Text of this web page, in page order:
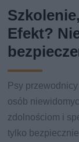
Efekt?
Psy
osób
zdolnościom i
tylko